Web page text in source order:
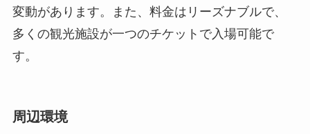
周辺環境
ポッカ山の周辺には、多様な植物が生息してお
る者に清涼感を与えてくれます。この豊かな自然